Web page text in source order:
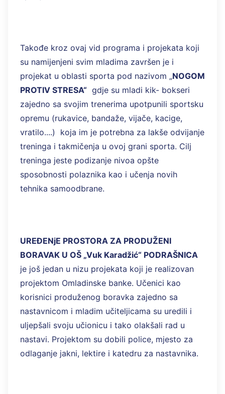
Takođe kroz ovaj vid programa i projekata koji
su namijenjeni svim mladima završen je i
projekat u oblasti sporta pod nazivom „NOGOM
PROTIV STRESA“ gdje su mladi kik- bokseri
zajedno sa svojim trenerima upotpunili sportsku
opremu (rukavice, bandaže, vijače, kacige,
vratilo....) koja im je potrebna za lakše odvijanje
treninga i takmičenja u ovoj grani sporta. Cilj
treninga jeste podizanje nivoa opšte
sposobnosti polaznika kao i učenja novih
tehnika samoodbrane.
UREĐENjE PROSTORA ZA PRODUŽENI
BORAVAK U OŠ „Vuk Karadžić“ PODRAŠNICA
je još jedan u nizu projekata koji je realizovan
projektom Omladinske banke. Učenici kao
korisnici produženog boravka zajedno sa
nastavnicom i mladim učiteljicama su uredili i
uljepšali svoju učionicu i tako olakšali rad u
nastavi. Projektom su dobili police, mjesto za
odlaganje jakni, lektire i katedru za nastavnika.